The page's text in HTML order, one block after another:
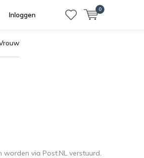
Inloggen
0
via Post.NL verstuurd.